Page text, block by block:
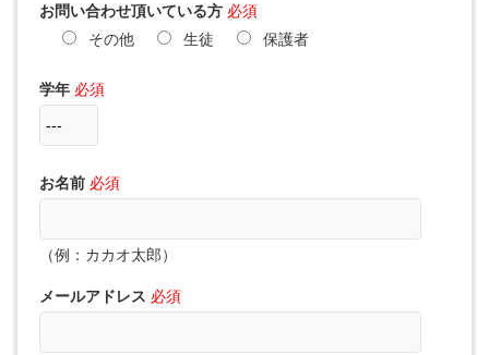
お問い合わせ頂いている方 必須
その他
生徒 保護者
学年 必須
お名前 必須
（例：カカオ太郎）
メールアドレス 必須